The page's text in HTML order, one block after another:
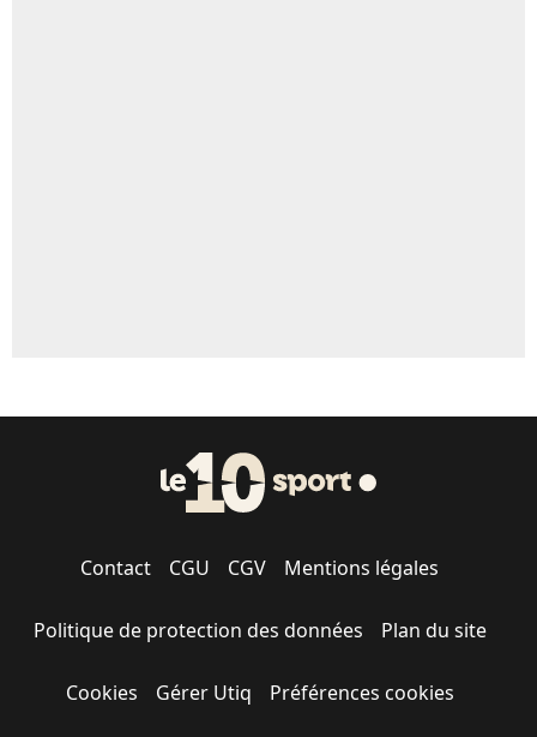
Contact CGU CGV Mentions légales
Politique de protection des données Plan du site
Cookies Gérer Utiq Préférences cookies